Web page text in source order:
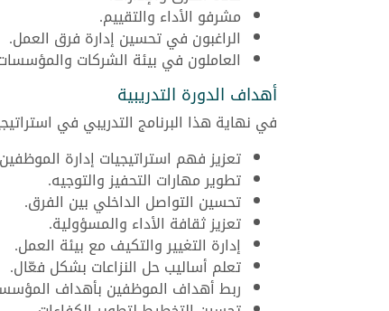
مشرفو الأداء والتقييم.
الراغبون في تحسين إدارة فرق العمل.
العاملون في بيئة الشركات
أهداف الدورة التدريبية
في نهاية هذا البرنامج التدريبي في
تعزيز فهم استراتيجيات إدارة
تطوير مهارات التحفيز والتوجيه.
تحسين التواصل الداخلي بين الفرق.
تعزيز ثقافة الأداء والمسؤولية.
إدارة التغيير والتكيف مع بيئة العمل.
تعلم أساليب حل النزاعات بشكل فعّال.
ربط أهداف الموظفين بأهداف